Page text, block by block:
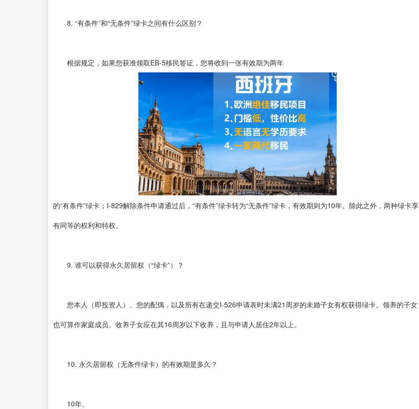
8. “有条件”和“无条件”绿卡之间有什么区别？
根据规定，如果您获准领取EB-5移民签证，您将收到一张有效期为两年
的“有条件”绿卡；I-829解除条件申请通过后，“有条件”绿卡转为“无条件”绿卡，有效期则为10年。除此之外，两种绿卡享
有同等的权利和特权。
9. 谁可以获得永久居留权（“绿卡”）？
您本人（即投资人）、您的配偶，以及所有在递交I-526申请表时未满21周岁的未婚子女有权获得绿卡。领养的子女
也可算作家庭成员。收养子女应在其16周岁以下收养，且与申请人居住2年以上。
10. 永久居留权（无条件绿卡）的有效期是多久？
10年。